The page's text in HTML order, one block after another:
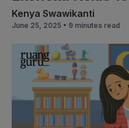
Kenya Swawikanti
June 25, 2025 • 9 minutes read